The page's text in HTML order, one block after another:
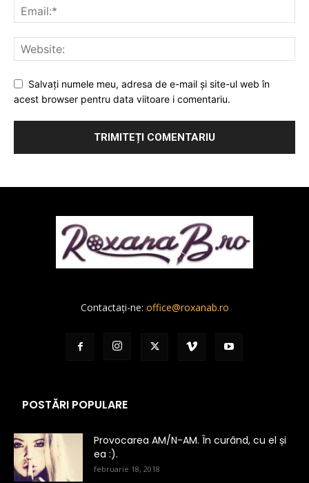
Salvați numele meu, adresa de e-mail și site-ul web în
acest browser pentru data viitoare i comentariu.
Contactați-ne: office@roxanab.ro
POSTĂRI POPULARE
Provocarea AM/N-AM. În curând, cu el și
ea :).
februarie 18, 2018